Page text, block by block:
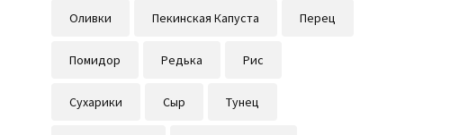
Оливки Пекинская Капуста Перец
Помидор Редька Рис
Сухарики Сыр Тунец